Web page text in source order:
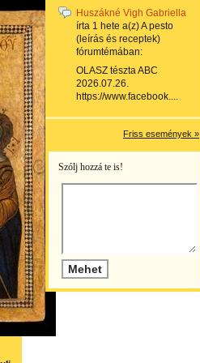
Huszákné Vigh Gabriella
írta 1 hete a(z)A pesto
(leírás és receptek)
fórumtémában:
OLASZ tészta ABC
2026.07.26.
https://www.facebook....
Friss események »
Szólj hozzá te is!